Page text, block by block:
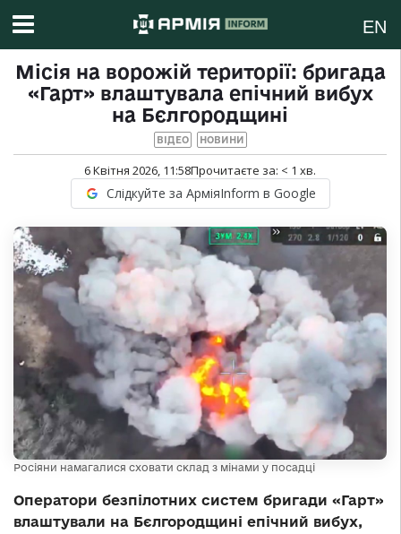
EN
Місія на ворожій території: бригада
«Гарт» влаштувала епічний вибух
на Бєлгородщині
ВІДЕО НОВИНИ
6 Квітня 2026, 11:58Прочитаєте за: < 1 хв.
Слідкуйте за АрміяInform в Google
Росіяни намагалися сховати склад з мінами у посадці
Оператори безпілотних систем бригади «Гарт»
влаштували на Бєлгородщині епічний вибух,